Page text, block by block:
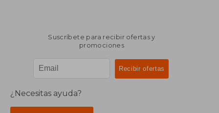
Suscríbete para recibir ofertas y
promociones
¿Necesitas ayuda?